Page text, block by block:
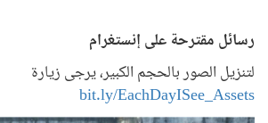
رسائل مقترحة على إنستغرام
لتنزيل الصور بالحجم الكبير، يرجى زيارة
bit.ly/EachDayISee_Assets